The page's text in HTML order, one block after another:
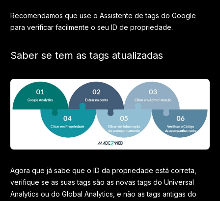
Recomendamos que use o Assistente de tags do Google
para verificar facilmente o seu ID de propriedade.
Saber se tem as tags atualizadas
Agora que já sabe que o ID da propriedade está correta,
verifique se as suas tags são as novas tags do Universal
Analytics ou do Global Analytics, e não as tags antigas do